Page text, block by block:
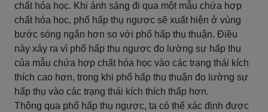
chất hóa học. Khi ánh sáng đi qua một mẫu chứa hợp
chất hóa học, phổ hấp thụ ngược sẽ xuất hiện ở vùng
bước sóng ngắn hơn so với phổ hấp thụ thuận. Điều
này xảy ra vì phổ hấp thụ ngược đo lường sự hấp thụ
của mẫu chứa hợp chất hóa học vào các trạng thái kích
thích cao hơn, trong khi phổ hấp thụ thuận đo lường sự
hấp thụ vào các trạng thái kích thích thấp hơn.
Thông qua phổ hấp thụ ngược, ta có thể xác định được